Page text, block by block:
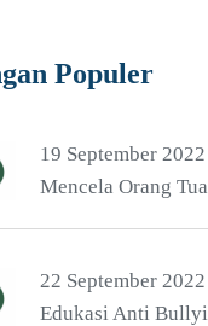
Populer
19 September 2022
Mencela Orang Tua
22 September 2022
Edukasi Anti